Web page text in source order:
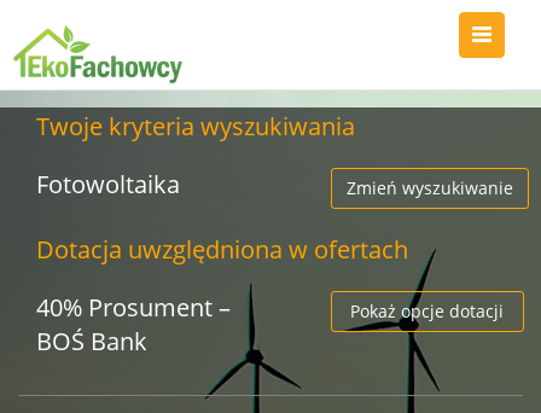
Twoje kryteria wyszukiwania
Zmień wyszukiwanie
Fotowoltaika
Dotacja uwzględniona w ofertach
Pokaż opcje dotacji
40% Prosument –
BOŚ Bank